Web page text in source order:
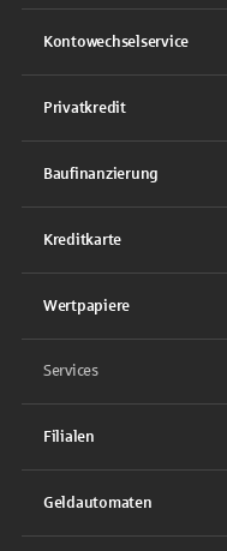
Kontowechselservice
Privatkredit
Baufinanzierung
Kreditkarte
Wertpapiere
Services
Filialen
Geldautomaten